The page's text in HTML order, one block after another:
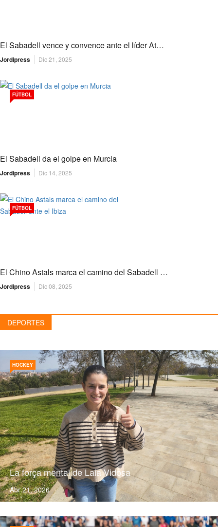
El Sabadell vence y convence ante el líder At…
Jordipress Dic 21, 2025
El Sabadell da el golpe en Murcia
Jordipress Dic 14, 2025
FÚTBOL
El Chino Astals marca el camino del Sabadell …
Jordipress Dic 08, 2025
FÚTBOL
DEPORTES
La força mental de Laia Vidosa
Abr 21, 2026
HOCKEY